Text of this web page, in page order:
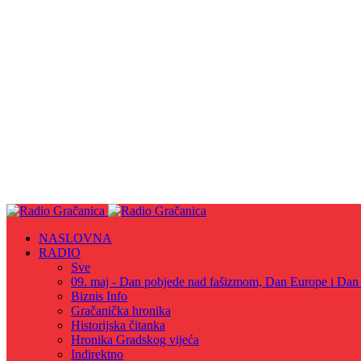
NASLOVNA
RADIO
Sve
09. maj - Dan pobjede nad fašizmom, Dan Europe i
Biznis Info
Gračanička hronika
Historijska čitanka
Hronika Gradskog vijeća
Indirektno